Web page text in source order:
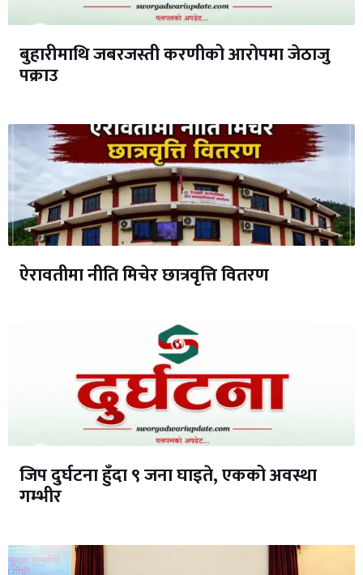
बुहारीमाथि जबरजस्ती करणीको आरोपमा जेठाजु
पक्राउ
ऐरावतीमा नीति मिचेर छात्रवृत्ति वितरण
जिप दुर्घटना हुँदा ९ जना घाइते, एकको अवस्था
गम्भीर